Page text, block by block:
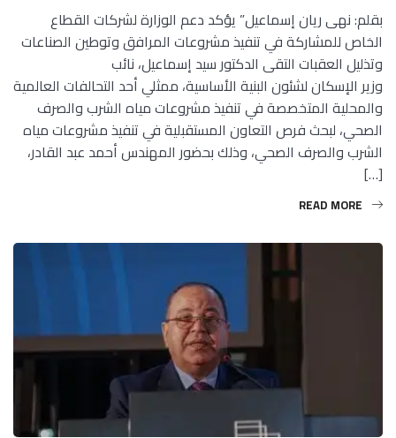
بقلم: نهى ريان إسماعيل” يؤكد دعم الوزارة لشركات القطاع
الخاص للمشاركة في تنفيذ مشروعات المرافق وتوطين الصناعات
وتذليل العقبات التقى الدكتور سيد إسماعيل، نائب
وزير الإسكان لشئون البنية الأساسية، ممثلي أحد التحالفات العالمية
والمحلية المتخصصة في تنفيذ مشروعات مياه الشرب والصرف
الصحي، لبحث فرص التعاون المستقبلية في تنفيذ مشروعات مياه
الشرب والصرف الصحي، وذلك بحضور المهندس أحمد عبد القادر،
[…]
READ MORE